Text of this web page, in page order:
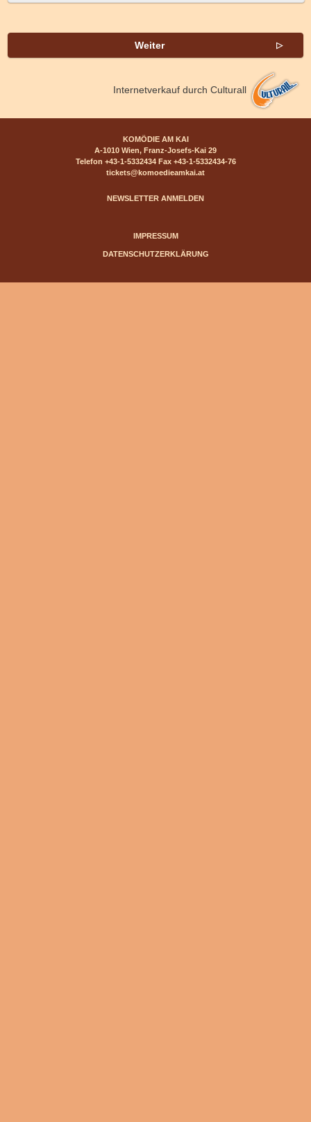
Weiter
Internetverkauf durch Culturall
KOMÖDIE AM KAI
A-1010 Wien, Franz-Josefs-Kai 29
Telefon +43-1-5332434 Fax +43-1-5332434-76
tickets@komoedieamkai.at
NEWSLETTER ANMELDEN
IMPRESSUM
DATENSCHUTZERKLÄRUNG